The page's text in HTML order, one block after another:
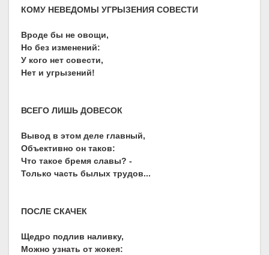
КОМУ НЕВЕДОМЫ УГРЫЗЕНИЯ СОВЕСТИ
Вроде бы не овощи,
Но без изменений:
У кого нет совести,
Нет и угрызений!
ВСЕГО ЛИШЬ ДОВЕСОК
Вывод в этом деле главный,
Объективно он таков:
Что такое бремя славы? -
Только часть былых трудов...
ПОСЛЕ СКАЧЕК
Щедро подлив наливку,
Можно узнать от жокея: